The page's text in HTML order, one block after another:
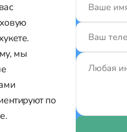
мы
по